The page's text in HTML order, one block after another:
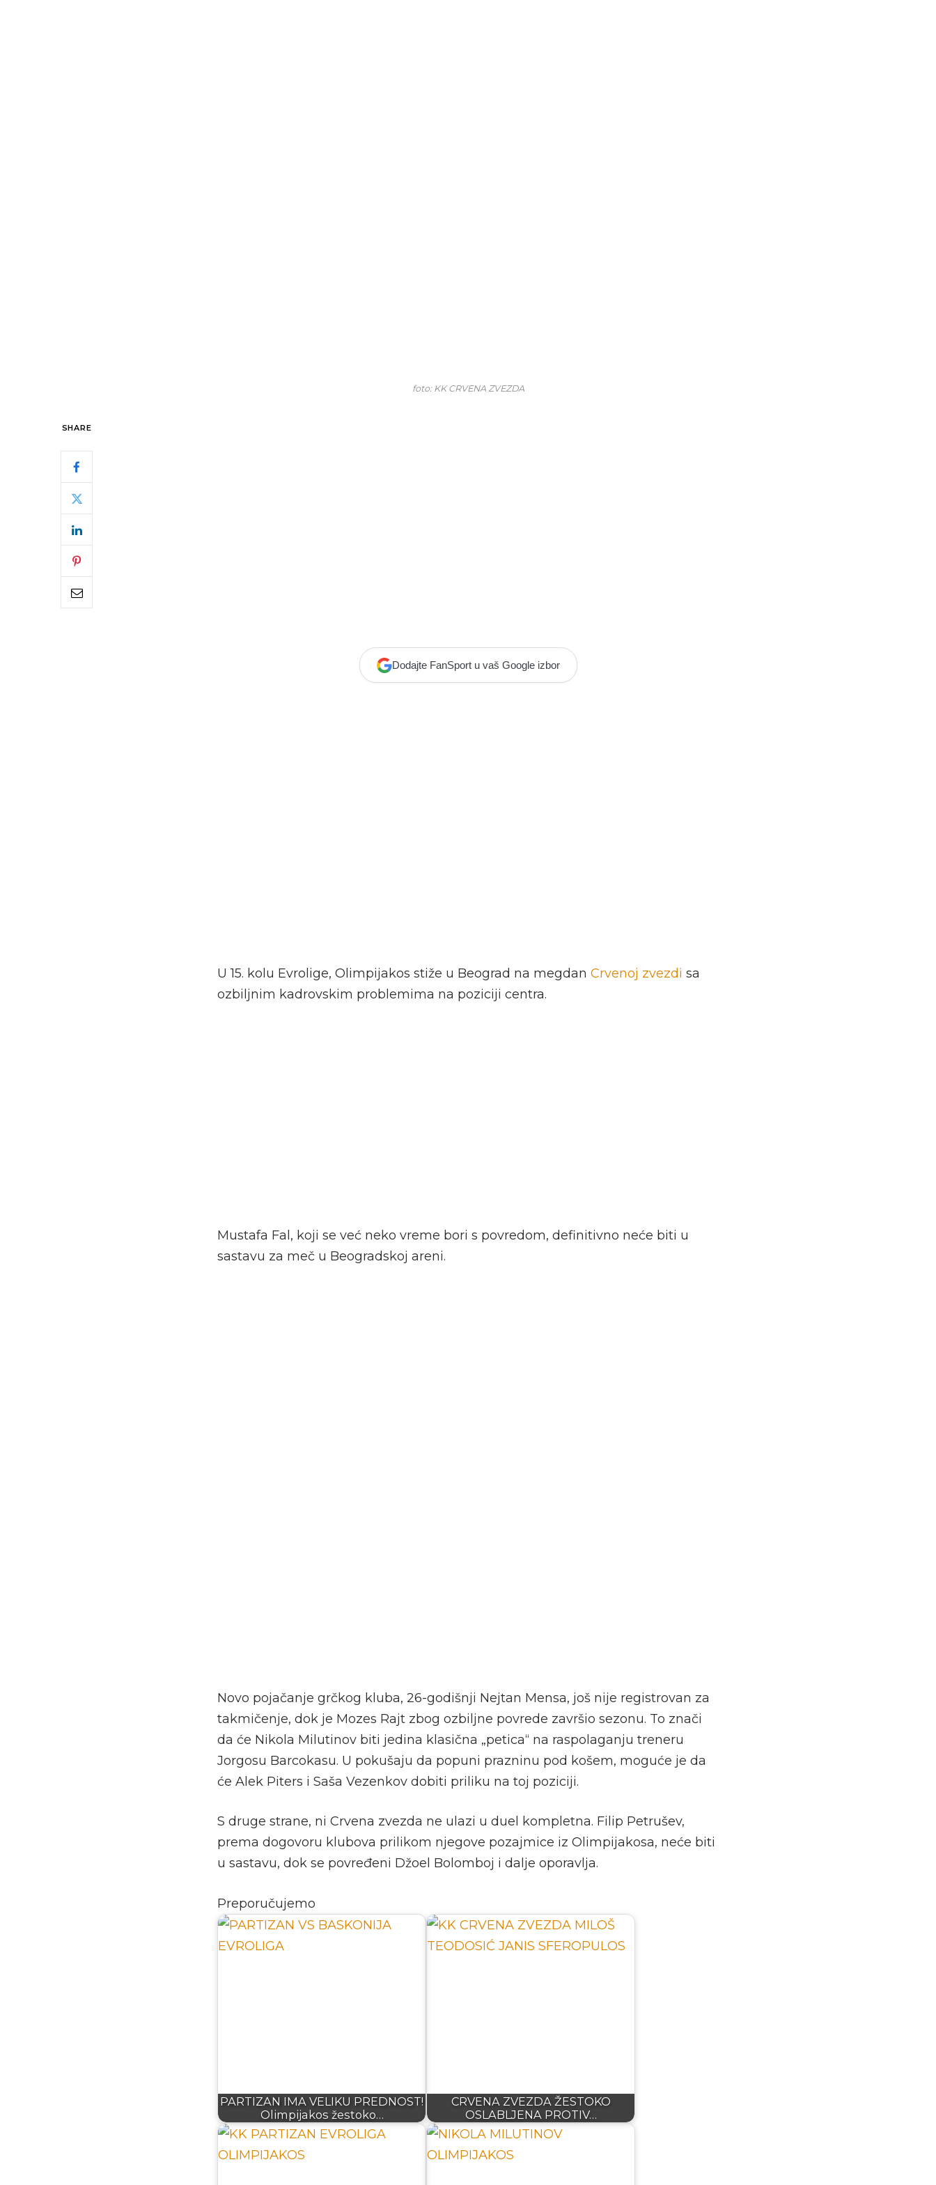
foto: KK CRVENA ZVEZDA
SHARE
Dodajte FanSport u vaš Google izbor
U 15. kolu Evrolige, Olimpijakos stiže u Beograd na megdan Crvenoj zvezdi sa
ozbiljnim kadrovskim problemima na poziciji centra.
Mustafa Fal, koji se već neko vreme bori s povredom, definitivno neće biti u
sastavu za meč u Beogradskoj areni.
Novo pojačanje grčkog kluba, 26-godišnji Nejtan Mensa, još nije registrovan za
takmičenje, dok je Mozes Rajt zbog ozbiljne povrede završio sezonu. To znači
da će Nikola Milutinov biti jedina klasična „petica“ na raspolaganju treneru
Jorgosu Barcokasu. U pokušaju da popuni prazninu pod košem, moguće je da
će Alek Piters i Saša Vezenkov dobiti priliku na toj poziciji.
S druge strane, ni Crvena zvezda ne ulazi u duel kompletna. Filip Petrušev,
prema dogovoru klubova prilikom njegove pozajmice iz Olimpijakosa, neće biti
u sastavu, dok se povređeni Džoel Bolomboj i dalje oporavlja.
Preporučujemo
PARTIZAN IMA VELIKU PREDNOST!
Olimpijakos žestoko…
CRVENA ZVEZDA ŽESTOKO
OSLABLJENA PROTIV…